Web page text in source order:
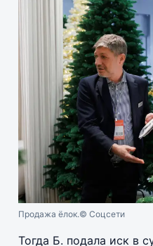
Продажа ёлок.© Соцсети
Тогда Б. подала иск в